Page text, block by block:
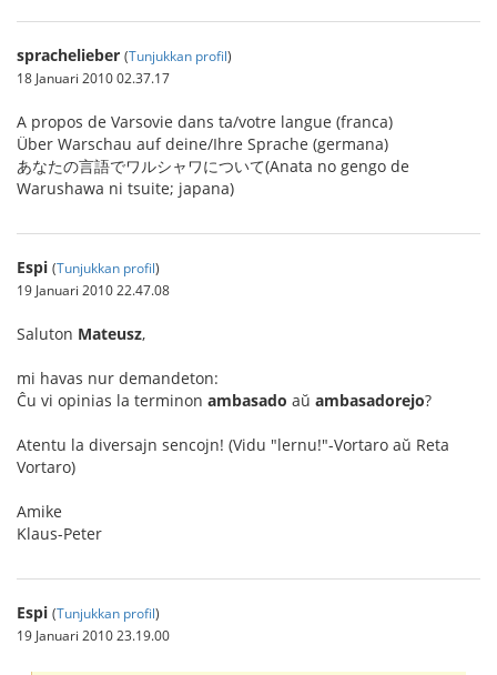
sprachelieber (Tunjukkan profil)
18 Januari 2010 02.37.17
A propos de Varsovie dans ta/votre langue (franca)
Über Warschau auf deine/Ihre Sprache (germana)
あなたの言語でワルシャワについて(Anata no gengo de
Warushawa ni tsuite; japana)
Espi (Tunjukkan profil)
19 Januari 2010 22.47.08
Saluton Mateusz,
mi havas nur demandeton:
Ĉu vi opinias la terminon ambasado aŭ ambasadorejo?
Atentu la diversajn sencojn! (Vidu "lernu!"-Vortaro aŭ Reta
Vortaro)
Amike
Klaus-Peter
Espi (Tunjukkan profil)
19 Januari 2010 23.19.00